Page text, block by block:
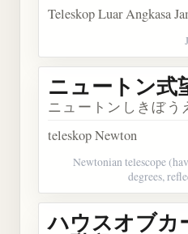
Teleskop Luar Angkasa
ニュートン式
ニュートンしきぼう
teleskop Newton
Newtonian telescope
degrees,
ハウスオブカ